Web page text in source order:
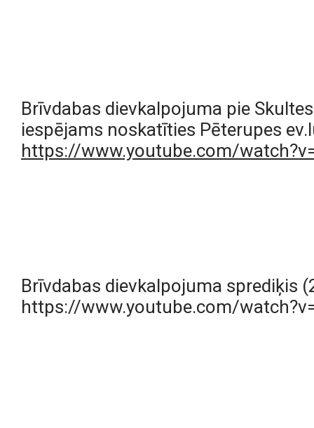
Brīvdabas dievkalpojuma pie
https://www.youtube.com/
https://www.youtube.com/